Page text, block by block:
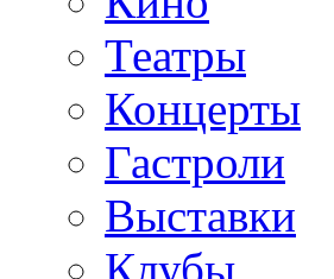
Театры
Концерты
Гастроли
Выставки
Клубы